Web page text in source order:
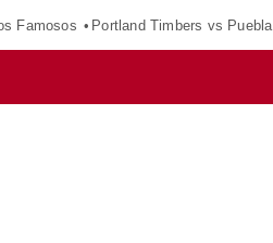
Famosos Portland Timbers vs Puebla